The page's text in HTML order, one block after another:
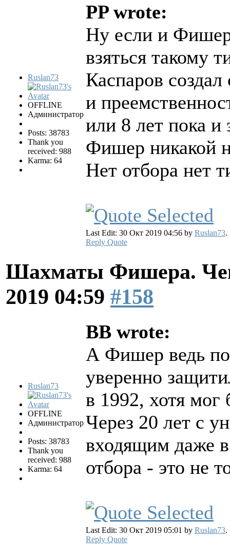
Ruslan73
OFFLINE
Администратор
Posts: 38783
Thank you
received: 988
Karma: 64
PP wrote:
Ну если и
взяться такому
Каспаров
и
или 8 лет пока и
Фишер никакой
Нет отбора нет
Last Edit: 30 Окт 2019 04:56 by Ruslan73.
Reply Quote
Шахматы Фишера.
2019 04:59 #158
Ruslan73
OFFLINE
Администратор
Posts: 38783
Thank you
received: 988
Karma: 64
BB wrote:
А Фишер ведь
уверенно
в 1992, хотя мог
Через 20 лет с
входящим даже
отбора - это не
Last Edit: 30 Окт 2019 05:01 by Ruslan73.
Reply Quote